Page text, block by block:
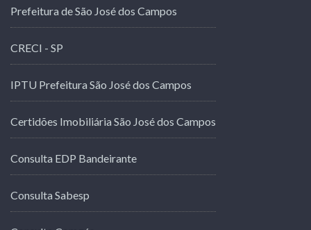
Prefeitura de São José dos Campos
CRECI - SP
IPTU Prefeitura São José dos Campos
Certidões Imobiliária São José dos Campos
Consulta EDP Bandeirante
Consulta Sabesp